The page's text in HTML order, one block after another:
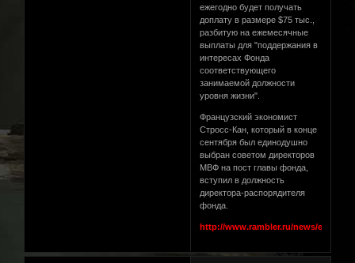
ежегодно будет получать
доплату в размере $75 тыс.,
разбитую на ежемесячные
выплаты для "поддержания в
интересах Фонда
соответствующего
занимаемой должности
уровня жизни".
Французский экономист
Стросс-Кан, который в конце
сентября был единодушно
выбран советом директоров
МВФ на пост главы фонда,
вступил в должность
директора-распорядителя
фонда.
http://www.rambler.ru/news/